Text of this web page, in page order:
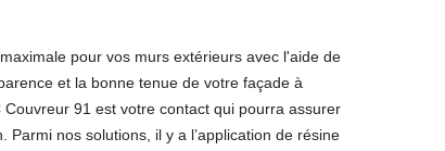
pour vos murs extérieurs avec l'aide de
et la bonne tenue de votre façade à
91 est votre contact qui pourra assurer
nos solutions, il y a l’application de résine